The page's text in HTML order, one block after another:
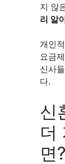
지 않
리 알
개인
요금
신사
다.
신
더
면?